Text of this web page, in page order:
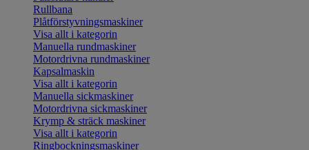
Rullbana
Plåtförstyvningsmaskiner
Visa allt i kategorin
Manuella rundmaskiner
Motordrivna rundmaskiner
Kapsalmaskin
Visa allt i kategorin
Manuella sickmaskiner
Motordrivna sickmaskiner
Krymp & sträck maskiner
Visa allt i kategorin
Ringbockningsmaskiner